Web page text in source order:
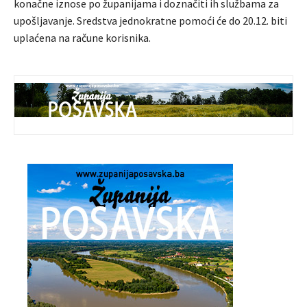
konačne iznose po županijama i doznačiti ih službama za
upošljavanje. Sredstva jednokratne pomoći će do 20.12. biti
uplaćena na račune korisnika.